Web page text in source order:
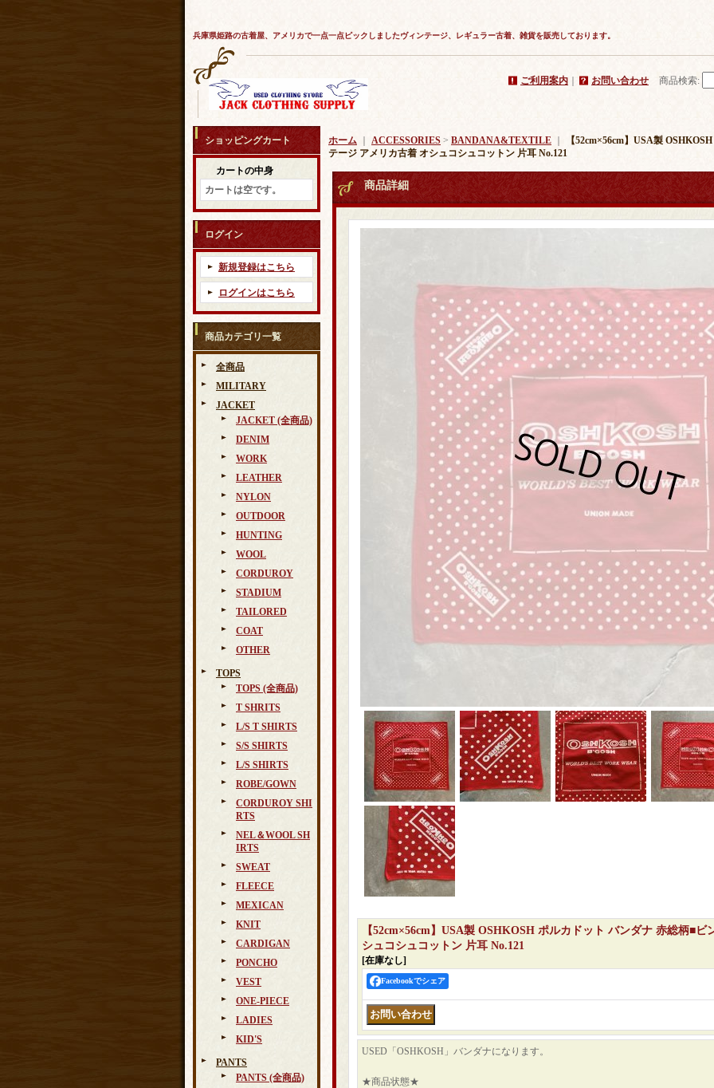
兵庫県姫路の古着屋、アメリカで一点一点ピックしましたヴィンテージ、レギュラー古着、雑貨を販売しております。
ご利用案内 お問い合わせ 商品検索:
ショッピングカート
カートの中身
カートは空です。
ログイン
新規登録はこちら
ログインはこちら
商品カテゴリ一覧
全商品
MILITARY
JACKET
JACKET (全商品)
DENIM
WORK
LEATHER
NYLON
OUTDOOR
HUNTING
WOOL
CORDUROY
STADIUM
TAILORED
COAT
OTHER
TOPS
TOPS (全商品)
T SHRITS
L/S T SHIRTS
S/S SHIRTS
L/S SHIRTS
ROBE/GOWN
CORDUROY SHI
RTS
NEL＆WOOL SH
IRTS
SWEAT
FLEECE
MEXICAN
KNIT
CARDIGAN
PONCHO
VEST
ONE-PIECE
LADIES
KID'S
PANTS
PANTS (全商品)
ホーム ACCESSORIES > BANDANA&TEXTILE
【52cm×56cm】USA製
テージ アメリカ古着 オシュコシュコットン 片耳 No.121
商品詳細
【52cm×56cm】USA製 OSHKOSH ポルカドット バンダナ 赤総柄■
シュコシュコットン 片耳 No.121
[在庫なし]
Facebookでシェア
USED「OSHKOSH」バンダナになります。
★商品状態★